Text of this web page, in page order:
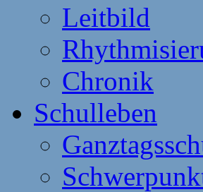
Leitbild
Chronik
Schulleben